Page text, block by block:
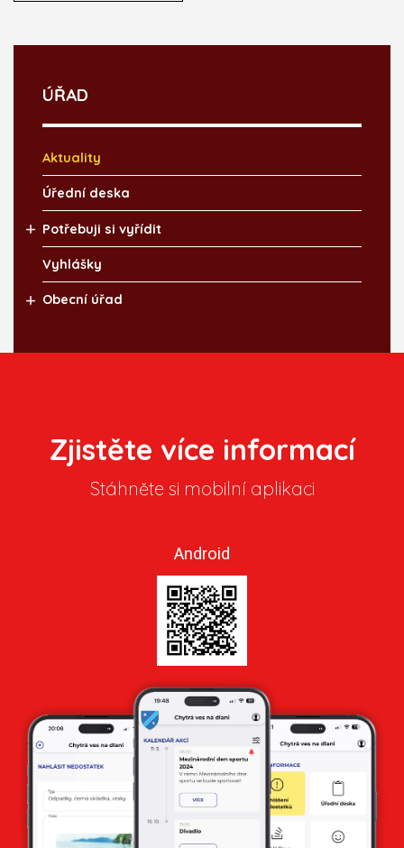
ÚŘAD
Aktuality
Úřední deska
Potřebuji si vyřídit
Vyhlášky
Obecní úřad
Zjistěte více informací
Stáhněte si mobilní aplikaci
Android